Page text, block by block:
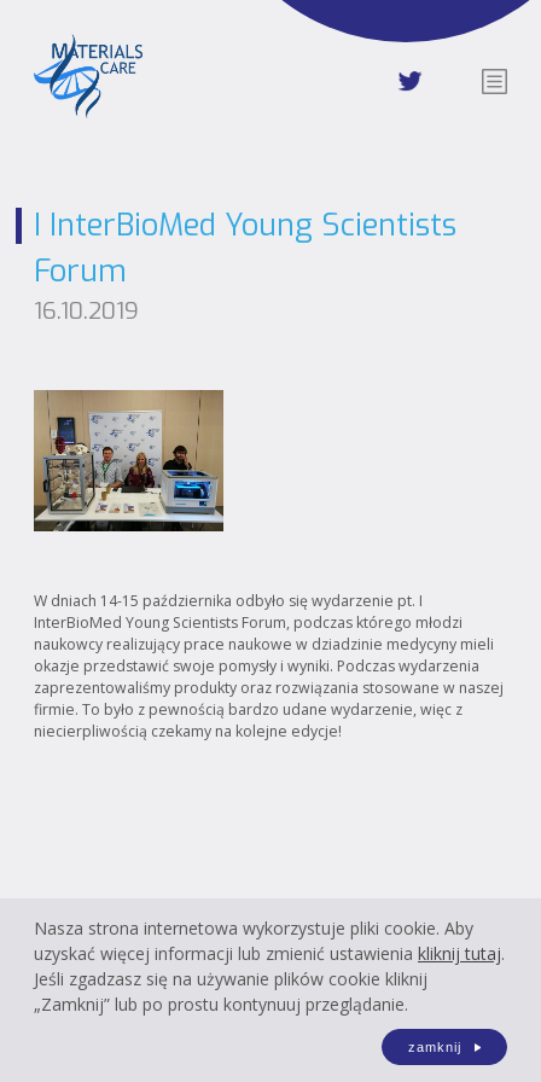
I InterBioMed Young Scientists
Forum
16.10.2019
W dniach 14-15 października odbyło się wydarzenie pt. I
InterBioMed Young Scientists Forum, podczas którego młodzi
naukowcy realizujący prace naukowe w dziadzinie medycyny mieli
okazje przedstawić swoje pomysły i wyniki. Podczas wydarzenia
zaprezentowaliśmy produkty oraz rozwiązania stosowane w naszej
firmie. To było z pewnością bardzo udane wydarzenie, więc z
niecierpliwością czekamy na kolejne edycje!
Nasza strona internetowa wykorzystuje pliki cookie. Aby
uzyskać więcej informacji lub zmienić ustawienia kliknij tutaj.
Jeśli zgadzasz się na używanie plików cookie kliknij
„Zamknij” lub po prostu kontynuuj przeglądanie.
zamknij